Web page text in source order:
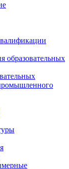
образовательных